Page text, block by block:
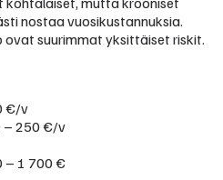
nostaa vuosikustannuksia.
ovat suurimmat yksittäiset riskit.
€/v
– 250 €/v
– 1 700 €